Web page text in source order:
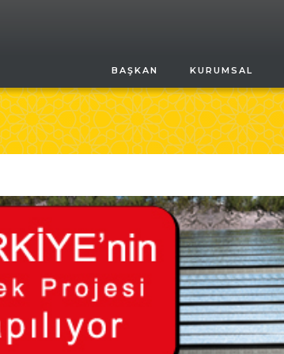
BAŞKAN KURUMSAL